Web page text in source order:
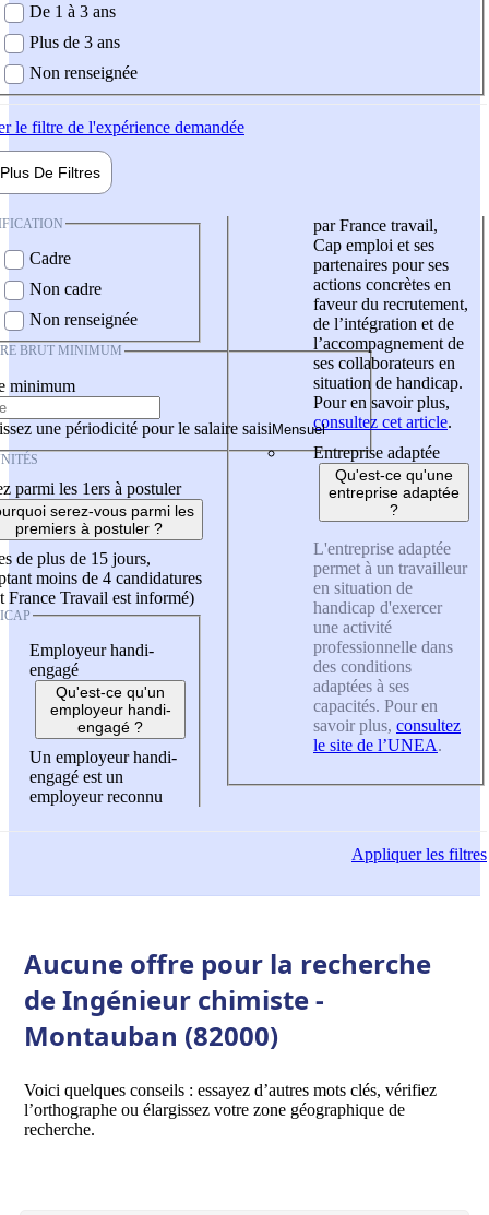
De 1 à 3 ans
Plus de 3 ans
Non renseignée
le filtre de l'expérience demandée
Plus De Filtres
Cadre
Non cadre
Non renseignée
BRUT MINIMUM
minimum
une périodicité pour le salaire saisi
parmi les 1ers à postuler
serez-vous parmi les
premiers à postuler ?
de plus de 15 jours,
moins de 4 candidatures
France Travail est informé)
Employeur handi-
engagé
Qu'est-ce qu'un
employeur handi-
engagé ?
Un employeur handi-
engagé est un
employeur reconnu
par France travail,
Cap emploi et ses
partenaires pour ses
actions concrètes en
faveur du recrutement,
de l’intégration et de
l’accompagnement de
ses collaborateurs en
situation de handicap.
Pour en savoir plus,
consultez cet article.
Entreprise adaptée
Qu'est-ce qu'une
entreprise adaptée
?
L'entreprise adaptée
permet à un travailleur
en situation de
handicap d'exercer
une activité
professionnelle dans
des conditions
adaptées à ses
capacités. Pour en
savoir plus, consultez
le site de l’UNEA.
Appliquerles filtres
Aucune offre pour la recherche
de Ingénieur chimiste -
Montauban (82000)
Voici quelques conseils : essayez d’autres mots clés, vérifiez
l’orthographe ou élargissez votre zone géographique de
recherche.